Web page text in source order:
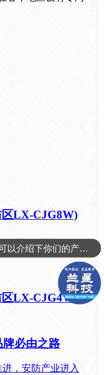
区LX-CJG8W)
LX-CJG4W)
必由之路
，安防产业进入
可以介绍下你们的产品么？